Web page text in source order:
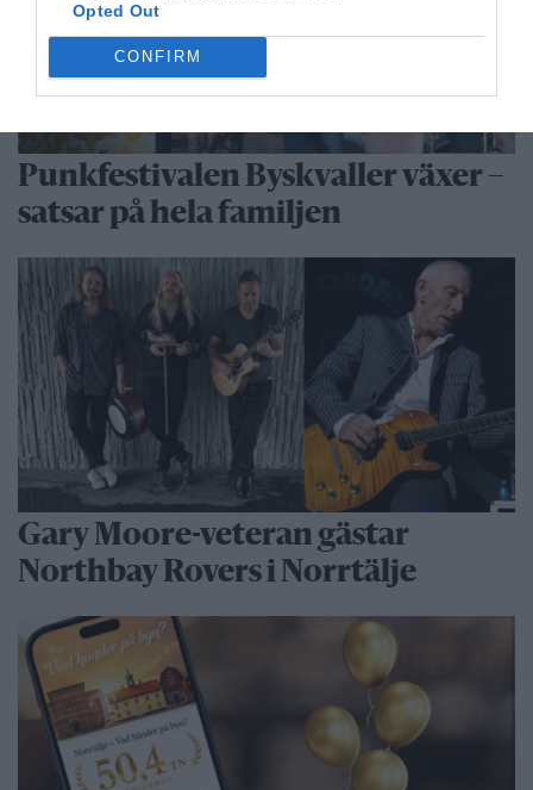
Opted Out
CONFIRM
Punkfestivalen Byskvaller växer –
satsar på hela familjen
Gary Moore-veteran gästar
Northbay Rovers i Norrtälje